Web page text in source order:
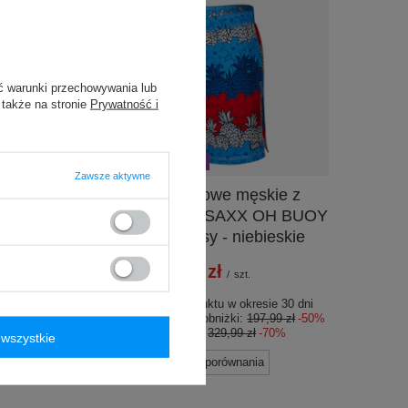
zł-50%
Szorty kąpielowe męskie z
kieszeniami 2w1 SAXX OH BUOY
krótkie Ananasy - niebieskie
99,00 zł / szt.
Najniższa cena produktu w okresie 30 dni
przed wprowadzeniem obniżki:197,99 zł -50%
Cena regularna:329,99 zł -70%
+ Dodaj do porównania
warunki przechowywania lub
na stronie Prywatność i
Zawsze aktywne